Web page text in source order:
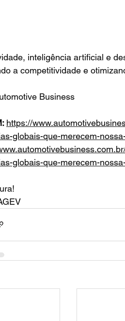
inteligência artificial e
a competitividade e
Business
https://
globais-que-merecem-
globais-que-merecem-